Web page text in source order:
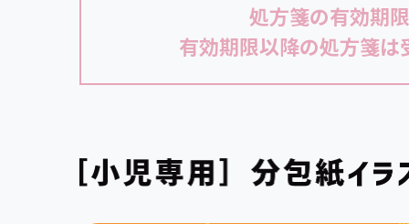
処方箋の有効期
有効期限以降の処方箋